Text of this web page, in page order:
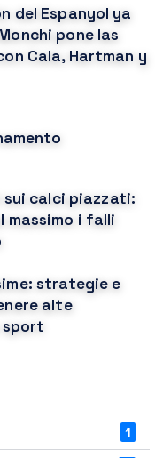
del Espanyol ya
pone las
Cala, Hartman y
calci piazzati:
massimo i falli
strategie e
alte
sport
1